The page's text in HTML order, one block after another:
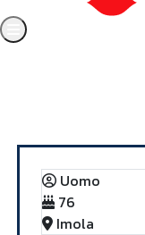
Uomo
76
Imola